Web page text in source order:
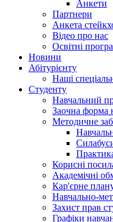
Анкети
Партнери
Анкета
Відео про нас
Освітні
Hовини
Абітурієнту
Наші
Студенту
Навчальний
Заочна форма
Методичне
Корисні
Академічні
Кар'єрне
Навчально-
Захист прав
Графіки